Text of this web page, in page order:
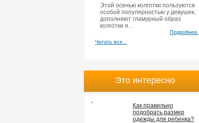
Этой осенью колготки пользуются
особой популярностью у девушек,
дополняют гламурный образ
колготки я...
Подробнее...
Читать все...
Это интересно
Как правильно
подобрать размер
одежды для ребенка?